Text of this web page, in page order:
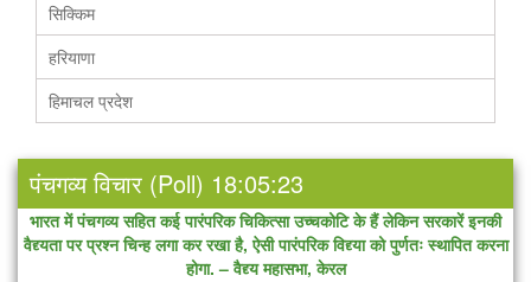
सिक्किम
हरियाणा
हिमाचल प्रदेश
पंचगव्य विचार (Poll) 18:05:23
भारत में पंचगव्य सहित कई पारंपरिक चिकित्सा उच्चकोटि के हैं लेकिन सरकारें इनकी
वैद्द्यता पर प्रश्न चिन्ह लगा कर रखा है, ऐसी पारंपरिक विद्द्या को पुर्णतः स्थापित करना
होगा. – वैद्द्य महासभा, केरल